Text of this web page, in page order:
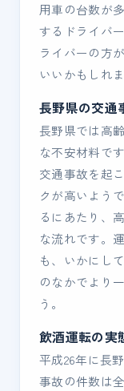
用車の台数が
するドライバ
ライバーの方
いいかもしれま
長野県の交通
長野県では高
な不安材料で
交通事故を起
クが高いよう
るにあたり、
な流れです。
も、いかにし
のなかでより
う。
飲酒運転の実
平成26年に長
事故の件数は